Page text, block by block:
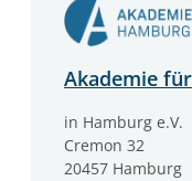
Akademie
in Hamburg e.V.
Cremon 32
20457 Hamburg